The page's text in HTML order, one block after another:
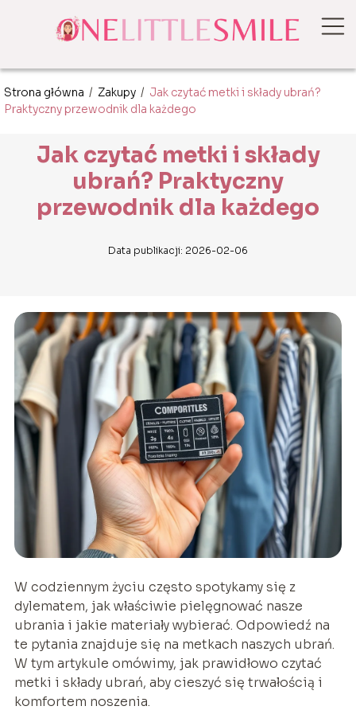
Strona główna / Zakupy / Jak czytać metki i składy ubrań?
Praktyczny przewodnik dla każdego
Jak czytać metki i składy
ubrań? Praktyczny
przewodnik dla każdego
Data publikacji: 2026-02-06
W codziennym życiu często spotykamy się z
dylematem, jak właściwie pielęgnować nasze
ubrania i jakie materiały wybierać. Odpowiedź na
te pytania znajduje się na metkach naszych ubrań.
W tym artykule omówimy, jak prawidłowo czytać
metki i składy ubrań, aby cieszyć się trwałością i
komfortem noszenia.